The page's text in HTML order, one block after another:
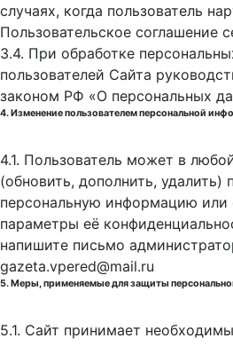
случаях, когда пользователь
Пользовательское соглашение
3.4. При обработке
пользователей Сайта
законом РФ «О персональных
4. Изменение пользователем персональной
4.1. Пользователь может в
(обновить, дополнить, удалить)
персональную информацию или
параметры её
напишите письмо
gazeta.vpered@mail.ru
5. Меры, применяемые для защиты
5.1. Сайт принимает